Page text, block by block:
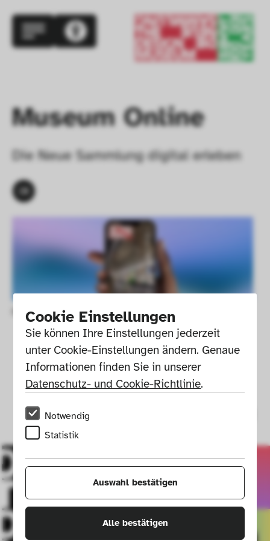
Cookie Einstellungen
Sie können Ihre Einstellungen jederzeit
unter Cookie-Einstellungen ändern. Genaue
Informationen finden Sie in unserer
Datenschutz- und Cookie-Richtlinie.
Notwendig
Statistik
Auswahl bestätigen
Alle bestätigen
Museum Online
Die Neue Sammlung digital erleben
Digitaler Rundgang durchs X-D-E-P-O-T.